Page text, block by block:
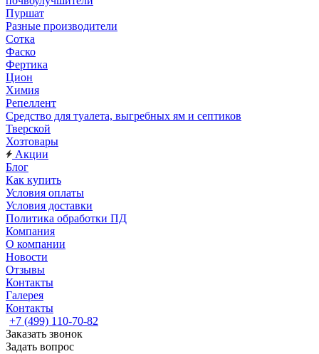
Пуршат
Разные производители
Сотка
Фаско
Фертика
Цион
Химия
Репеллент
Средство для туалета, выгребных ям и септиков
Тверской
Хозтовары
Акции
Блог
Как купить
Условия оплаты
Условия доставки
Политика обработки ПД
Компания
О компании
Новости
Отзывы
Контакты
Галерея
Контакты
+7 (499) 110-70-82
Заказать звонок
Задать вопрос